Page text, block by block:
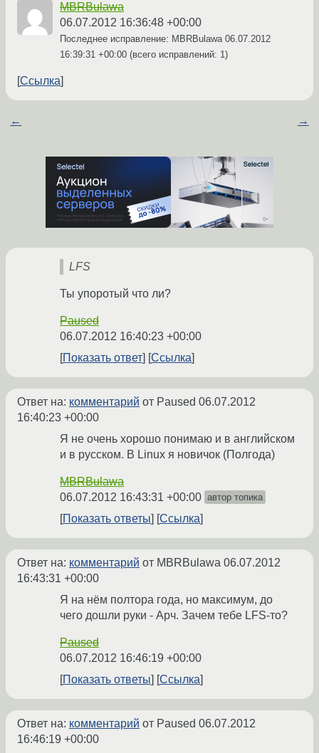
MBRBulawa
06.07.2012 16:36:48 +00:00
Последнее исправление: MBRBulawa 06.07.2012
16:39:31 +00:00 (всего исправлений: 1)
Ссылка
← →
LFS
Ты упоротый что ли?
Paused
06.07.2012 16:40:23 +00:00
Показать ответ
Ссылка
Ответ на: комментарий от Paused 06.07.2012
16:40:23 +00:00
Я не очень хорошо понимаю и в английском
и в русском. В Linux я новичок (Полгода)
MBRBulawa
06.07.2012 16:43:31 +00:00 автор топика
Показать ответы Ссылка
Ответ на: комментарий от MBRBulawa 06.07.2012
16:43:31 +00:00
Я на нём полтора года, но максимум, до
чего дошли руки - Арч. Зачем тебе LFS-то?
Paused
06.07.2012 16:46:19 +00:00
Показать ответы
Ссылка
Ответ на: комментарий от Paused 06.07.2012
16:46:19 +00:00